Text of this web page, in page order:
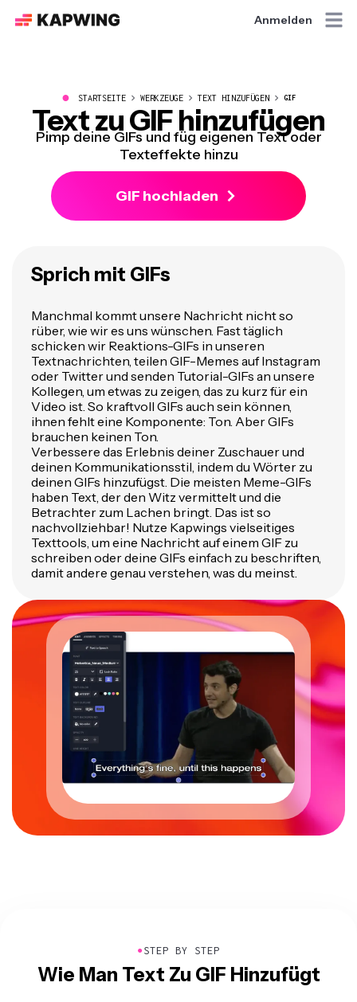
Anmelden
● STARTSEITE WERKZEUGE TEXT HINZUFÜGEN GIF
Text zu GIF hinzufügen
Pimp deine GIFs und füg eigenen Text oder
Texteffekte hinzu
GIF hochladen
Sprich mit GIFs
Manchmal kommt unsere Nachricht nicht so
rüber, wie wir es uns wünschen. Fast täglich
schicken wir Reaktions-GIFs in unseren
Textnachrichten, teilen GIF-Memes auf Instagram
oder Twitter und senden Tutorial-GIFs an unsere
Kollegen, um etwas zu zeigen, das zu kurz für ein
Video ist. So kraftvoll GIFs auch sein können,
ihnen fehlt eine Komponente: Ton. Aber GIFs
brauchen keinen Ton.
Verbessere das Erlebnis deiner Zuschauer und
deinen Kommunikationsstil, indem du Wörter zu
deinen GIFs hinzufügst. Die meisten Meme-GIFs
haben Text, der den Witz vermittelt und die
Betrachter zum Lachen bringt. Das ist so
nachvollziehbar! Nutze Kapwings vielseitiges
Texttools, um eine Nachricht auf einem GIF zu
schreiben oder deine GIFs einfach zu beschriften,
damit andere genau verstehen, was du meinst.
●STEP BY STEP
Wie Man Text Zu GIF Hinzufügt